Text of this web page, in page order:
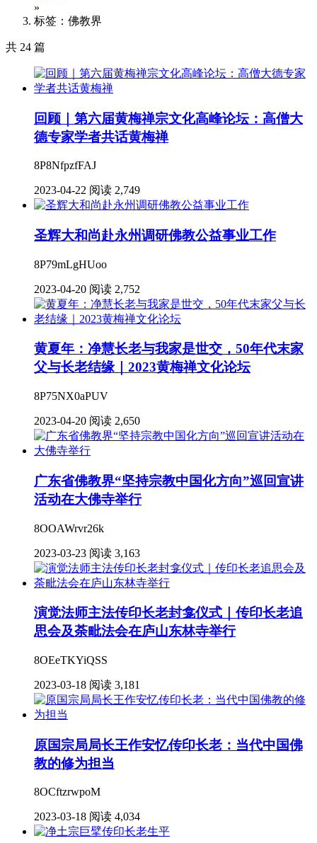
»
标签：佛教界
共 24 篇
回顾｜第六届黄梅禅宗文化高峰论坛：高僧大
德专家学者共话黄梅禅
8P8NfpzfFAJ
2023-04-22 阅读 2,749
圣辉大和尚赴永州调研佛教公益事业工作
8P79mLgHUoo
2023-04-20 阅读 2,752
黄夏年：净慧长老与我家是世交，50年代末家
父与长老结缘｜2023黄梅禅文化论坛
8P75NX0aPUV
2023-04-20 阅读 2,650
广东省佛教界“坚持宗教中国化方向”巡回宣讲
活动在大佛寺举行
8OOAWrvr26k
2023-03-23 阅读 3,163
演觉法师主法传印长老封龛仪式｜传印长老追
思会及荼毗法会在庐山东林寺举行
8OEeTKYiQSS
2023-03-18 阅读 3,181
原国宗局局长王作安忆传印长老：当代中国佛
教的修为担当
8OCftzrwpoM
2023-03-18 阅读 4,034